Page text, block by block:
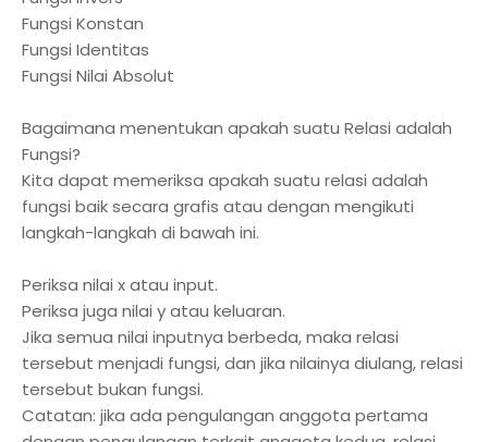
Fungsi Konstan
Fungsi Identitas
Fungsi Nilai Absolut
Bagaimana menentukan apakah suatu Relasi adalah
Fungsi?
Kita dapat memeriksa apakah suatu relasi adalah
fungsi baik secara grafis atau dengan mengikuti
langkah-langkah di bawah ini.
Periksa nilai x atau input.
Periksa juga nilai y atau keluaran.
Jika semua nilai inputnya berbeda, maka relasi
tersebut menjadi fungsi, dan jika nilainya diulang, relasi
tersebut bukan fungsi.
Catatan: jika ada pengulangan anggota pertama